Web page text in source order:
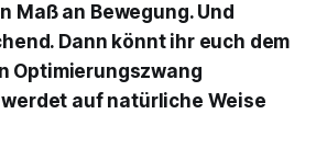
Maß an Bewegung. Und
Dann könnt ihr euch dem
Optimierungszwang
auf natürliche Weise